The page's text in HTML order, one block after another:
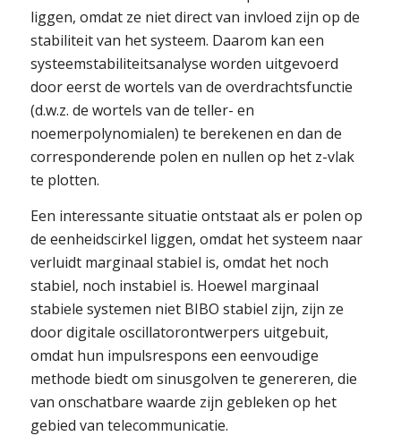
liggen, omdat ze niet direct van invloed zijn op de
stabiliteit van het systeem. Daarom kan een
systeemstabiliteitsanalyse worden uitgevoerd
door eerst de wortels van de overdrachtsfunctie
(d.w.z. de wortels van de teller- en
noemerpolynomialen) te berekenen en dan de
corresponderende polen en nullen op het z-vlak
te plotten.
Een interessante situatie ontstaat als er polen op
de eenheidscirkel liggen, omdat het systeem naar
verluidt marginaal stabiel is, omdat het noch
stabiel, noch instabiel is. Hoewel marginaal
stabiele systemen niet BIBO stabiel zijn, zijn ze
door digitale oscillatorontwerpers uitgebuit,
omdat hun impulsrespons een eenvoudige
methode biedt om sinusgolven te genereren, die
van onschatbare waarde zijn gebleken op het
gebied van telecommunicatie.